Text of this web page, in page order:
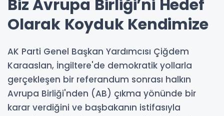
Biz Avrupa Birliği’ni Hedef
Olarak Koyduk Kendimize
AK Parti Genel Başkan Yardımcısı Çiğdem
Karaaslan, İngiltere'de demokratik yollarla
gerçekleşen bir referandum sonrası halkın
Avrupa Birliği'nden (AB) çıkma yönünde bir
karar verdiğini ve başbakanın istifasıyla